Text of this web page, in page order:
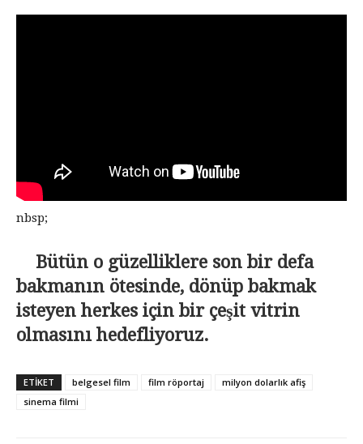
nbsp;
Bütün o güzelliklere son bir defa
bakmanın ötesinde, dönüp bakmak
isteyen herkes için bir çeşit vitrin
olmasını hedefliyoruz.
ETİKET belgesel film film röportaj
milyon dolarlık afiş
sinema filmi